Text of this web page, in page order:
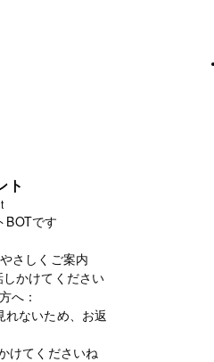
ト
BOTです
さしくご案内
かけてください
へ：
ないため、お返
けてくださいね